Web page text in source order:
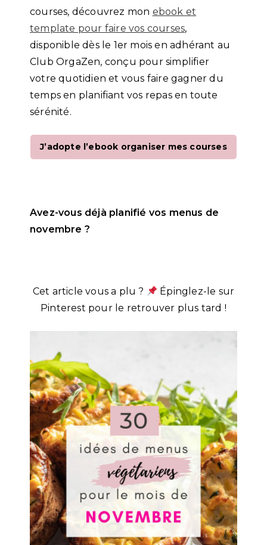
courses, découvrez mon ebook et
template pour faire vos courses,
disponible dès le 1er mois en adhérant au
Club OrgaZen, conçu pour simplifier
votre quotidien et vous faire gagner du
temps en planifiant vos repas en toute
sérénité.
J’adopte l’ebook organiser mes courses
Avez-vous déjà planifié vos menus de
novembre ?
Cet article vous a plu ?
Épinglez-le sur
Pinterest pour le retrouver plus tard !